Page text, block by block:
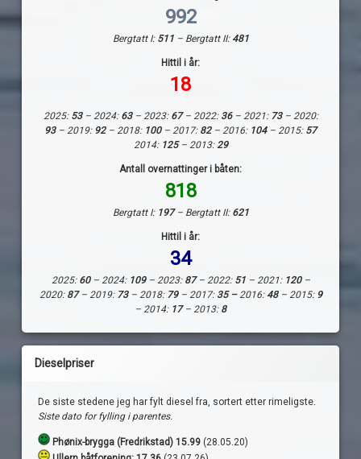
992
Bergtatt I: 511 – Bergtatt II:481
Hittil i år:
18
2025: 53– 2024:63– 2023: 67– 2022: 36– 2021: 73– 2020:
93– 2019: 92– 2018: 100 – 2017: 82– 2016: 104– 2015: 57
2014: 125– 2013:29
Antall overnattinger i båten:
818
Bergtatt I: 197– Bergtatt II: 621
Hittil i år:
34
2025: 60– 2024: 109– 2023: 87– 2022: 51– 2021: 120–
2020: 87– 2019: 73– 2018: 79– 2017: 35 –2016:48– 2015: 9
– 2014: 17– 2013: 8
Dieselpriser
De siste stedene jeg har fylt diesel fra, sortert etter rimeligste.
Siste dato for fylling i parentes.
Phønix-brygga (Fredrikstad) 15.99 (28.05.20)